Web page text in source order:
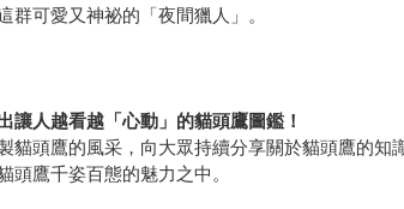
可愛又神祕的「夜間獵人」。
讓人越看越「心動」的貓頭鷹圖鑑！
貓頭鷹的風采，向大眾持續分享關於貓頭鷹的
頭鷹千姿百態的魅力之中。